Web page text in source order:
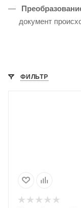
документ
ФИЛЬТР